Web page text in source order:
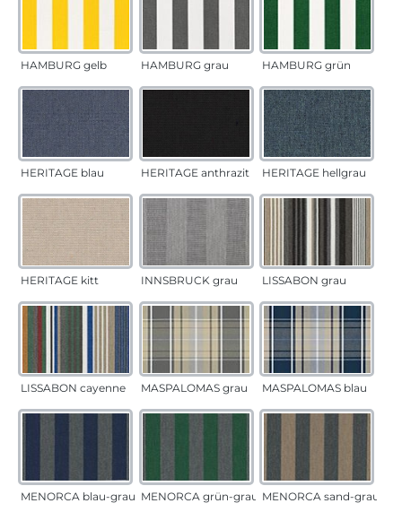
HAMBURG gelb HAMBURG grau HAMBURG grün
HERITAGE blau HERITAGE anthrazit HERITAGE hellgrau
HERITAGE kitt INNSBRUCK grau LISSABON grau
LISSABON cayenne MASPALOMAS grau MASPALOMAS blau
MENORCA blau-grau MENORCA grün-grau MENORCA sand-grau